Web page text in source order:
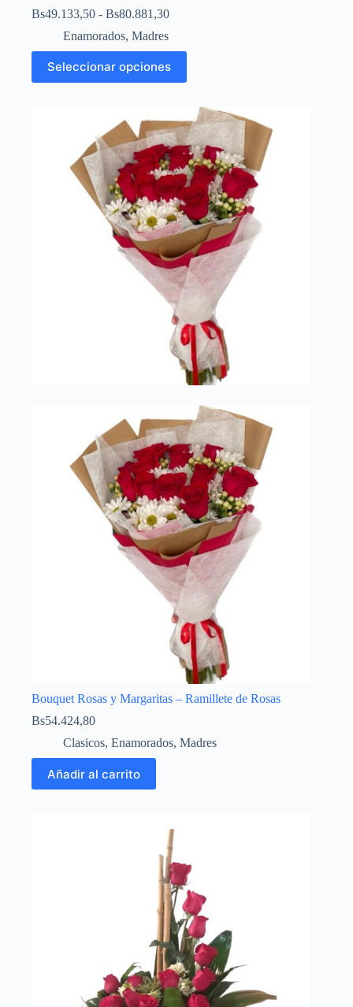
Bs49.133,50 - Bs80.881,30
Enamorados, Madres
Seleccionar opciones
Bouquet Rosas y Margaritas – Ramillete de Rosas
Bs54.424,80
Clasicos, Enamorados, Madres
Añadir al carrito